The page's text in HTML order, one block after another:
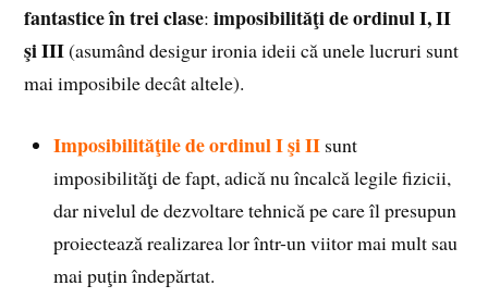
fantastice în trei clase:imposibilităţi de ordinul I, II
şi III(asumând desigur ironia ideii că unele lucruri sunt
mai imposibile decât altele).
Imposibilităţile de ordinul I şi II sunt
imposibilităţi de fapt, adică nu încalcă legile fizicii,
dar nivelul de dezvoltare tehnică pe care îl presupun
proiectează realizarea lor într-un viitor mai mult sau
mai puţin îndepărtat.